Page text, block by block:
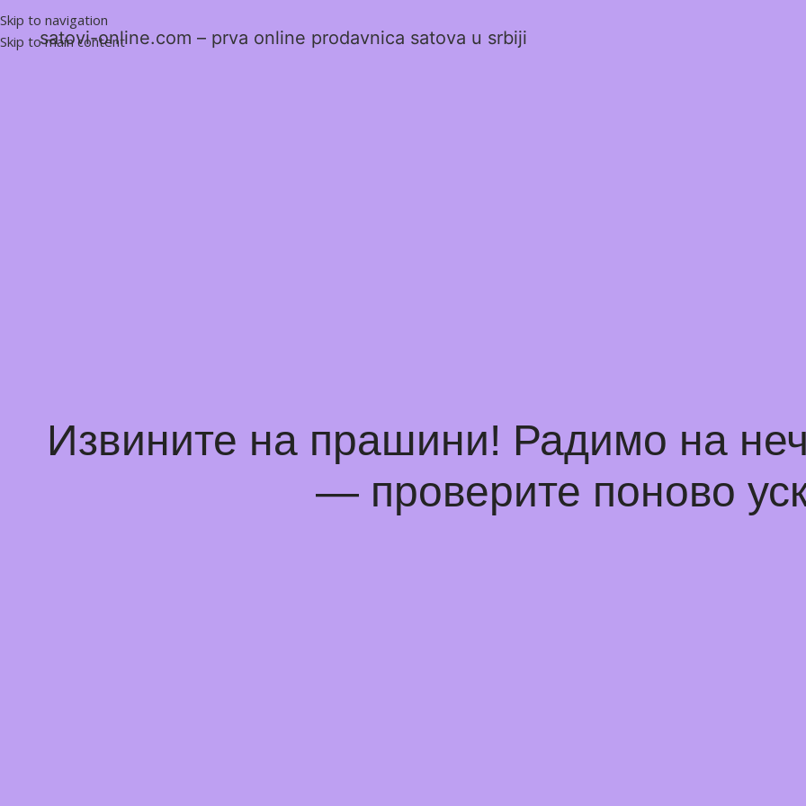
Skip to navigation
Skip to main content
satovi-online.com – prva online prodavnica satova u srbiji
Извините на прашини! Радимо на
— проверите поново